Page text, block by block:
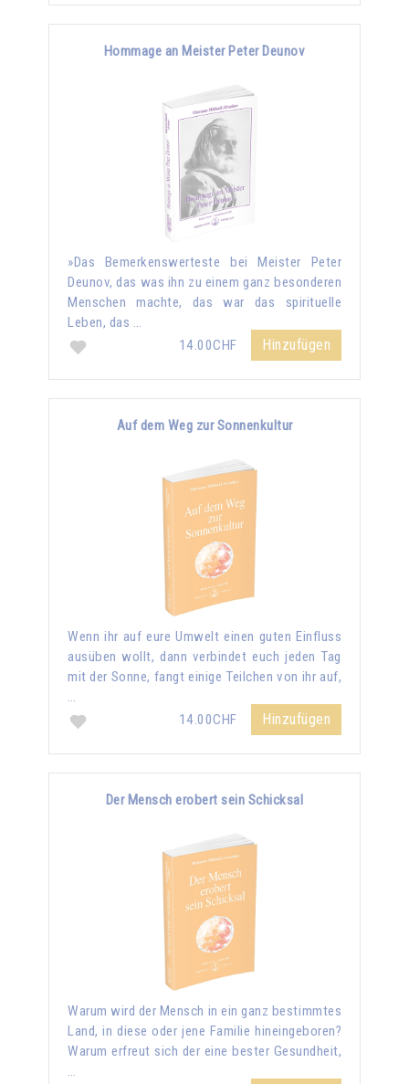
Hommage an Meister Peter Deunov
»Das Bemerkenswerteste bei Meister Peter
Deunov, das was ihn zu einem ganz besonderen
Menschen machte, das war das spirituelle
Leben, das …
14.00CHF
Hinzufügen
Auf dem Weg zur Sonnenkultur
Wenn ihr auf eure Umwelt einen guten Einfluss
ausüben wollt, dann verbindet euch jeden Tag
mit der Sonne, fangt einige Teilchen von ihr auf,
…
14.00CHF
Hinzufügen
Der Mensch erobert sein Schicksal
Warum wird der Mensch in ein ganz bestimmtes
Land, in diese oder jene Familie hineingeboren?
Warum erfreut sich der eine bester Gesundheit,
…